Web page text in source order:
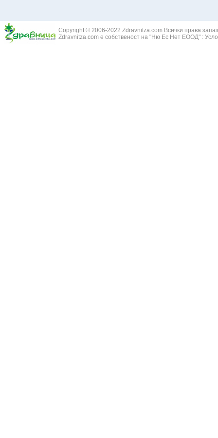
Copyright © 2006-2022 Zdravnitza.com Всички права
Zdravnitza.com е собственост на "Ню Ес Нет ЕООД" :